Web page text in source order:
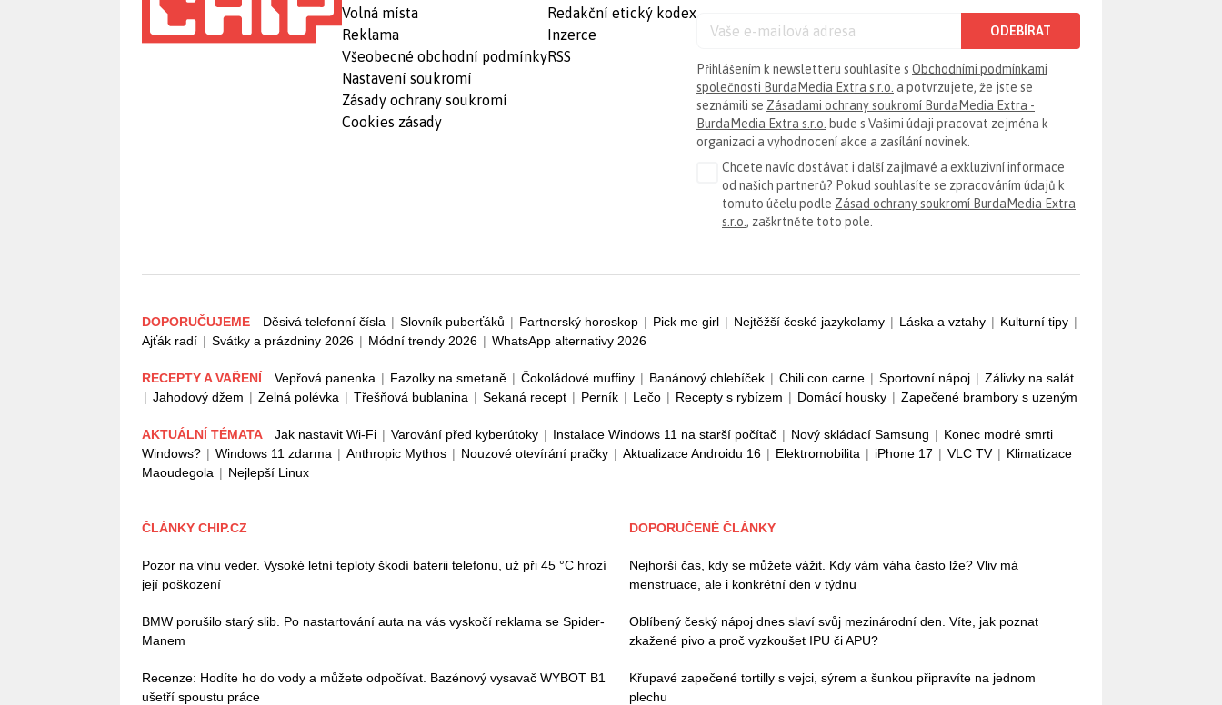
Volná místa
Reklama
Všeobecné obchodní podmínky
Nastavení soukromí
Zásady ochrany soukromí
Cookies zásady
Redakční etický kodex
Inzerce
RSS
ODEBÍRAT
Přihlášením k newsletteru souhlasíte s Obchodními podmínkami
společnosti BurdaMedia Extra s.r.o. a potvrzujete, že jste se
seznámili se Zásadami ochrany soukromí BurdaMedia Extra -
BurdaMedia Extra s.r.o. bude s Vašimi údaji pracovat zejména k
organizaci a vyhodnocení akce a zasílání novinek.
Chcete navíc dostávat i další zajímavé a exkluzivní informace
od našich partnerů? Pokud souhlasíte se zpracováním údajů k
tomuto účelu podle Zásad ochrany soukromí BurdaMedia Extra
s.r.o. , zaškrtněte toto pole.
DOPORUČUJEME Děsivá telefonní čísla | Slovník puberťáků | Partnerský horoskop | Pick me girl | Nejtěžší české jazykolamy | Láska a vztahy | Kulturní tipy |
Ajťák radí | Svátky a prázdniny 2026 | Módní trendy 2026 | WhatsApp alternativy 2026
RECEPTY A VAŘENÍ Vepřová panenka | Fazolky na smetaně | Čokoládové muffiny | Banánový chlebíček | Chili con carne | Sportovní nápoj | Zálivky na salát
| Jahodový džem | Zelná polévka | Třešňová bublanina | Sekaná recept | Perník | Lečo | Recepty s rybízem | Domácí housky | Zapečené brambory s uzeným
AKTUÁLNÍ TÉMATA Jak nastavit Wi-Fi | Varování před kyberútoky | Instalace Windows 11 na starší počítač | Nový skládací Samsung | Konec modré smrti
Windows? | Windows 11 zdarma | Anthropic Mythos | Nouzové otevírání pračky | Aktualizace Androidu 16 | Elektromobilita | iPhone 17 | VLC TV | Klimatizace
Maoudegola | Nejlepší Linux
ČLÁNKY CHIP.CZ
Pozor na vlnu veder. Vysoké letní teploty škodí baterii telefonu, už při 45 °C hrozí
její poškození
BMW porušilo starý slib. Po nastartování auta na vás vyskočí reklama se Spider-
Manem
Recenze: Hodíte ho do vody a můžete odpočívat. Bazénový vysavač WYBOT B1
ušetří spoustu práce
DOPORUČENÉ ČLÁNKY
Nejhorší čas, kdy se můžete vážit. Kdy vám váha často lže? Vliv má
menstruace, ale i konkrétní den v týdnu
Oblíbený český nápoj dnes slaví svůj mezinárodní den. Víte, jak poznat
zkažené pivo a proč vyzkoušet IPU či APU?
Křupavé zapečené tortilly s vejci, sýrem a šunkou připravíte na jednom
plechu